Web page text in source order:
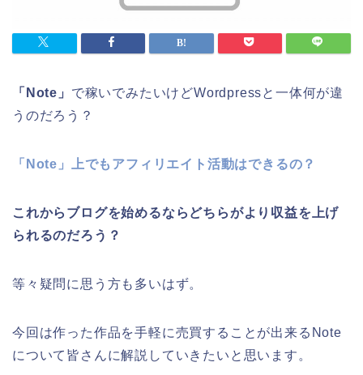
「Note」 で稼いでみたいけどWordpressと一体何が違
うのだろう？
「Note」上でもアフィリエイト活動はできるの？
これからブログを始めるならどちらがより収益を上げ
られるのだろう？
等々疑問に思う方も多いはず。
今回は作った作品を手軽に売買することが出来るNote
について皆さんに解説していきたいと思います。